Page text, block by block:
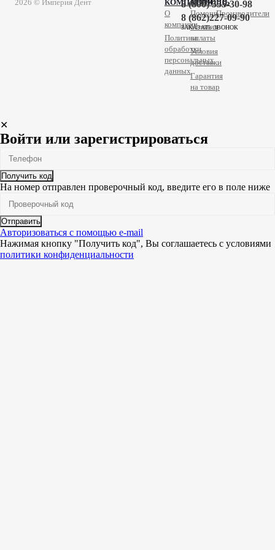
2026 © Империя Дент КОМПАНИЯ
ПОМОЩЬ
О
компании
Политика
обработки
персональных
данных
Помощь
Условия
оплаты
Условия
доставки
Гарантия
на товар
Производители
8 (800) 555-30-98
8 (862)227-09-90
ЗАКАЗАТЬ ЗВОНОК
✕
Войти или зарегистрироваться
Получить код
На номер отправлен проверочный код, введите его в поле ниже
Отправить
Авторизоваться с помощью e-mail
Нажимая кнопку "Получить код", Вы соглашаетесь c условиями
политики конфиденциальности